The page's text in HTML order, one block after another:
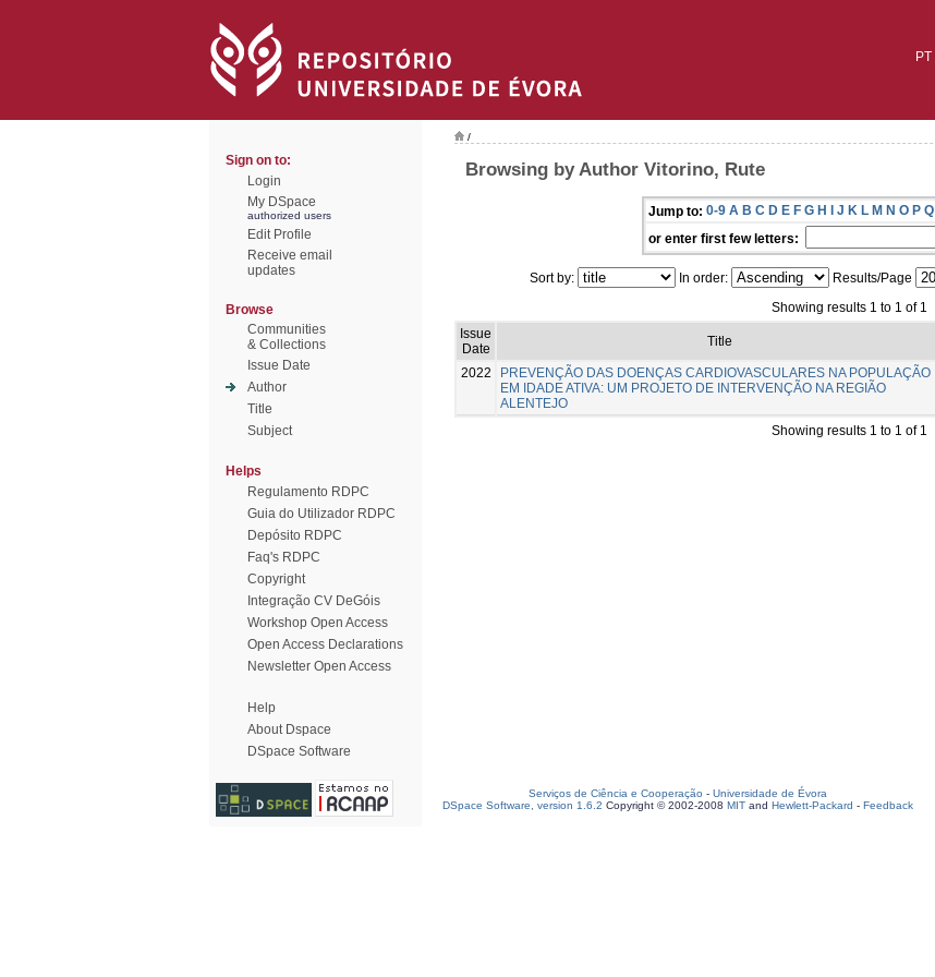
PT
Sign on to:
Login
My DSpace
authorized users
Edit Profile
Receive email
updates
Browse
Communities
& Collections
Issue Date
Author
Title
Subject
Helps
Regulamento RDPC
Guia do Utilizador RDPC
Depósito RDPC
Faq's RDPC
Copyright
Integração CV DeGóis
Workshop Open Access
Open Access Declarations
Newsletter Open Access
Help
About Dspace
DSpace Software
/
Browsing by Author Vitorino, Rute
Jump to: 0-9 A B C D E F G H I J K L M N O P Q
or enter first few letters:
Sort by: In order: Results/Page
Showing results 1 to 1 of 1
Issue
Date
Title
2022
PREVENÇÃO DAS DOENÇAS CARDIOVASCULARES NA POPULAÇÃO
EM IDADE ATIVA: UM PROJETO DE INTERVENÇÃO NA REGIÃO
ALENTEJO
Showing results 1 to 1 of 1
Serviços de Ciência e Cooperação - Universidade de Évora
DSpace Software, version 1.6.2 Copyright © 2002-2008 MIT and Hewlett-Packard - Feedback